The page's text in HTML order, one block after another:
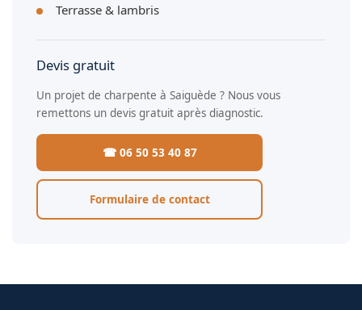
Terrasse & lambris
Devis gratuit
Un projet de charpente à Saiguède ? Nous vous
remettons un devis gratuit après diagnostic.
☎ 06 50 53 40 87
Formulaire de contact